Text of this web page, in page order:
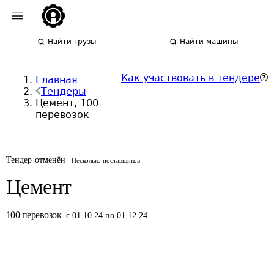
Найти грузы Найти машины
Главная
Тендеры
Цемент, 100
перевозок
Как участвовать в тендере
Тендер отменён Несколько поставщиков
Цемент
100 перевозок с 01.10.24 по 01.12.24